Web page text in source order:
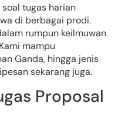
tugas harian
di berbagai prodi.
rumpun keilmuwan
mampu
Ganda, hingga jenis
sekarang juga.
Proposal